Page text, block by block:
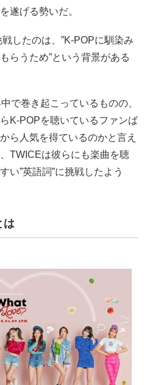
遂げる勢いだ。
したのは、”K-POPに馴染み
らうため”という背景がある
で巻き起こっているものの、
K-POPを聴いているファンば
ら人気を得ているのかと言え
TWICEは彼らにも楽曲を聴
い”英語詞”に挑戦したよう
は